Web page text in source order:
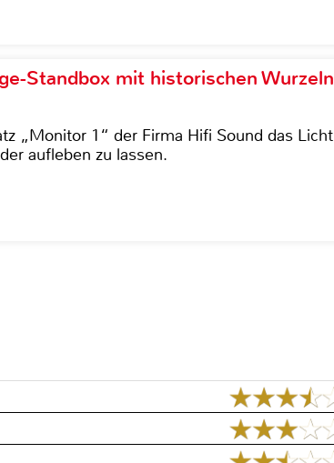
Standbox mit historischen Wurzeln
„Monitor 1“ der Firma Hifi Sound das Licht
aufleben zu lassen.